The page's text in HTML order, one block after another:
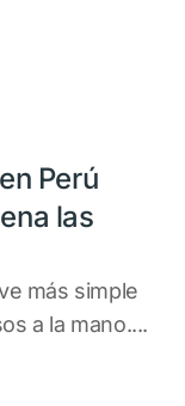
Perú
las
más simple
a la mano....